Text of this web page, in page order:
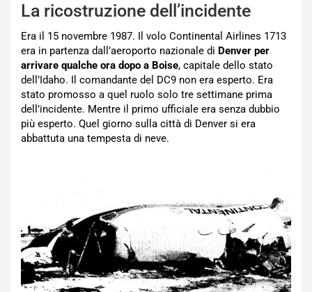
La ricostruzione dell’incidente
Era il 15 novembre 1987. Il volo Continental Airlines 1713
era in partenza dall’aeroporto nazionale di Denver per
arrivare qualche ora dopo a Boise, capitale dello stato
dell’Idaho. Il comandante del DC9 non era esperto. Era
stato promosso a quel ruolo solo tre settimane prima
dell’incidente. Mentre il primo ufficiale era senza dubbio
più esperto. Quel giorno sulla città di Denver si era
abbattuta una tempesta di neve.